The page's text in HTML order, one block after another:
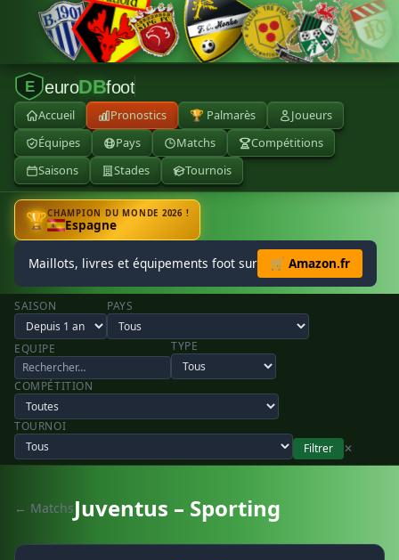
E euroDBfoot
Accueil Pronostics 🏆 Palmarès
Joueurs
Équipes
Pays Matchs
Compétitions
Saisons
Stades Tournois
🏆CHAMPION DU MONDE 2026 !
Espagne
Maillots, livres et équipements foot sur 🛒 Amazon.fr
SAISON PAYS
EQUIPE TYPE
COMPÉTITION
TOURNOI
Filtrer
✕
← MatchsJuventus – Sporting